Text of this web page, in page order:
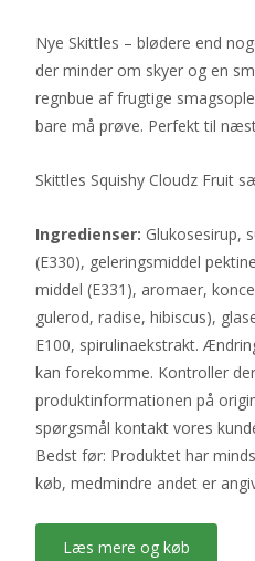
Nye Skittles – blødere end
der minder om skyer og en
regnbue af frugtige
bare må prøve. Perfekt til
Skittles Squishy Cloudz Fruit
Ingredienser: Glukosesirup,
(E330), geleringsmiddel
middel (E331), aromaer,
gulerod, radise, hibiscus),
E100, spirulinaekstrakt.
kan forekomme. Kontroller
produktinformationen på
spørgsmål kontakt vores
Bedst før: Produktet har
køb, medmindre andet er
Læs mere og køb